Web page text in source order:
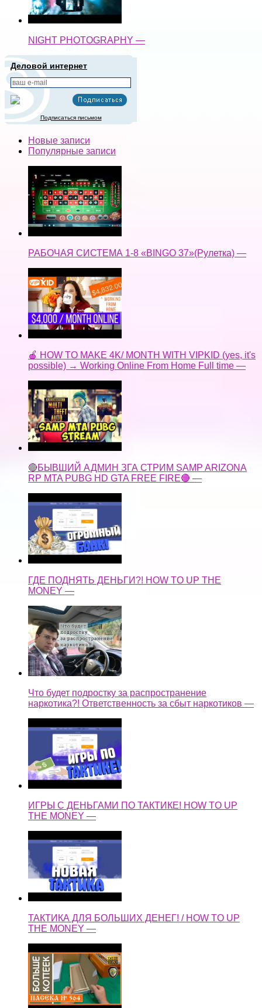
NIGHT PHOTOGRAPHY —
Деловой интернет
Подписаться письмом
Новые записи
Популярные записи
РАБОЧАЯ СИСТЕМА 1-8 «BINGO 37»(Рулетка) —
🍎 HOW TO MAKE 4K/ MONTH WITH VIPKID (yes, it's
possible) → Working Online From Home Full time —
🔴БЫВШИЙ АДМИН ЗГА СТРИМ SAMP ARIZONA
RP MTA PUBG HD GTA FREE FIRE🔴 —
ГДЕ ПОДНЯТЬ ДЕНЬГИ?! HOW TO UP THE
MONEY —
Что будет подростку за распространение
наркотика?! Ответственность за сбыт наркотиков —
ИГРЫ С ДЕНЬГАМИ ПО ТАКТИКЕ! HOW TO UP
THE MONEY —
ТАКТИКА ДЛЯ БОЛЬШИХ ДЕНЕГ! / HOW TO UP
THE MONEY —